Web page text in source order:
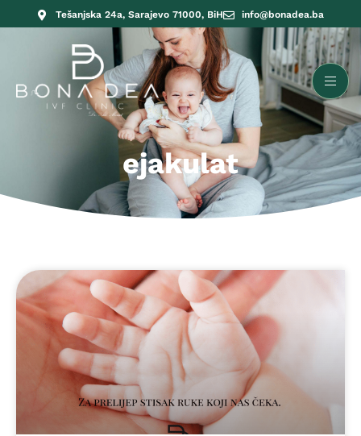
Tešanjska 24a, Sarajevo 71000, BiH info@bonadea.ba
ejakulat